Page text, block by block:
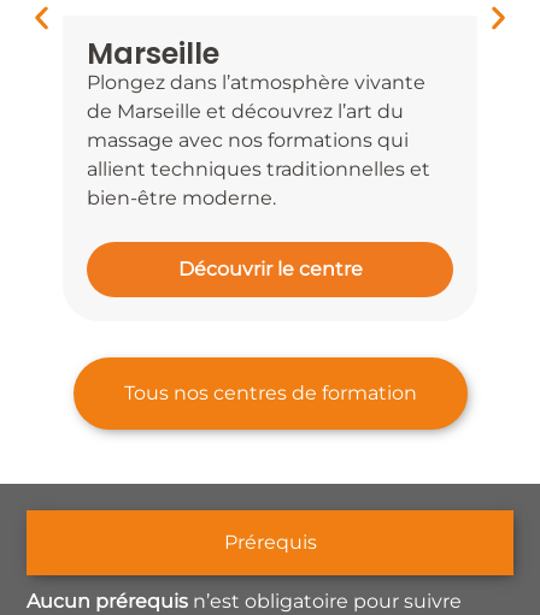
Marseille
Plongez dans l’atmosphère vivante
de Marseille et découvrez l’art du
massage avec nos formations qui
allient techniques traditionnelles et
bien-être moderne.
Découvrir le centre
Tous nos centres de formation
Prérequis
Aucun prérequis n’est obligatoire pour suivre